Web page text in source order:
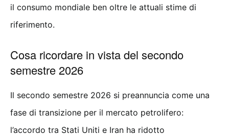
il consumo mondiale ben oltre le attuali stime di
riferimento.
Cosa ricordare in vista del secondo
semestre 2026
Il secondo semestre 2026 si preannuncia come una
fase di transizione per il mercato petrolifero:
l’accordo tra Stati Uniti e Iran ha ridotto